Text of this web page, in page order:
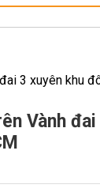
Vành đai